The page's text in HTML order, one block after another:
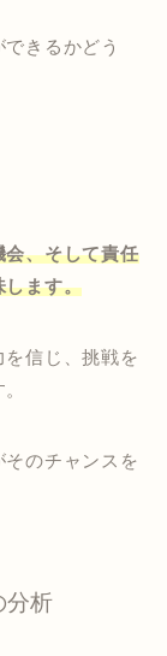
きるかどう
会、そして責任
します。
信じ、挑戦を
そのチャンスを
分析